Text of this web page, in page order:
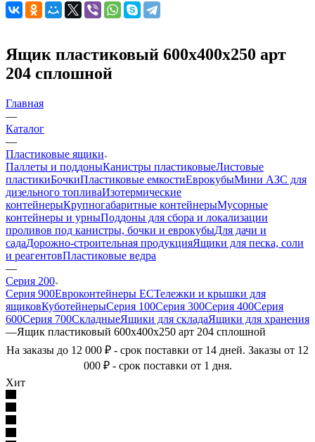
Ящик пластиковый 600х400х250 арт
204 сплошной
Главная
—
Каталог
—
Пластиковые ящики
Паллеты и поддоныКанистры пластиковыеЛистовые
пластикиБочкиПластиковые емкостиЕврокубыМини АЗС для
дизельного топливаИзотермические
контейнерыКрупногабаритные контейнерыМусорные
контейнеры и урныПоддоны для сбора и локализации
проливов под канистры, бочки и еврокубыДля дачи и
садаДорожно-строительная продукцияЯщики для песка, соли
и реагентовПластиковые ведра
—
Серия 200
Серия 900Евроконтейнеры ЕСТележки и крышки для
ящиковКуботейнерыСерия 100Серия 300Серия 400Серия
600Серия 700СкладныеЯщики для складаЯщики для хранения
—Ящик пластиковый 600х400х250 арт 204 сплошной
На заказы до 12 000 ₽ - срок поставки от 14 дней. Заказы от 12
000 ₽ - срок поставки от 1 дня.
Хит